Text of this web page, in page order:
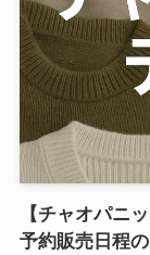
【チャオパニ
予約販売日程